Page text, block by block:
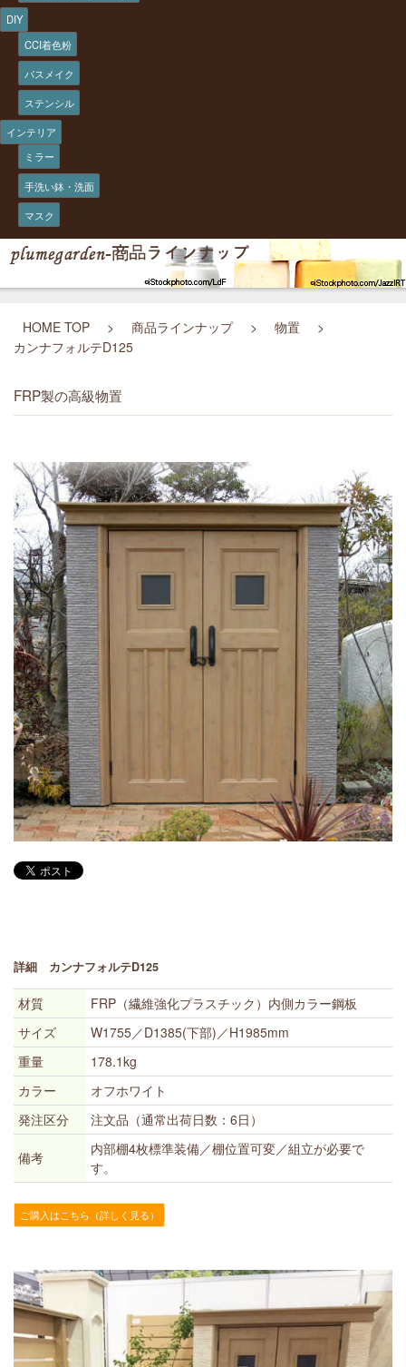
DIY
CCI着色粉
パスメイク
ステンシル
インテリア
ミラー
手洗い鉢・洗面
マスク
HOME TOP > 商品ラインナップ > 物置
>
カンナフォルテD125
FRP製の高級物置
詳細 カンナフォルテD125
材質
FRP（繊維強化プラスチック）内側カラー鋼板
サイズ
W1755／D1385(下部)／H1985mm
重量
178.1kg
カラー
オフホワイト
発注区分
注文品（通常出荷日数：6日）
備考
内部棚4枚標準装備／棚位置可変／組立が必要で
す。
ご購入はこちら（詳しく見る）